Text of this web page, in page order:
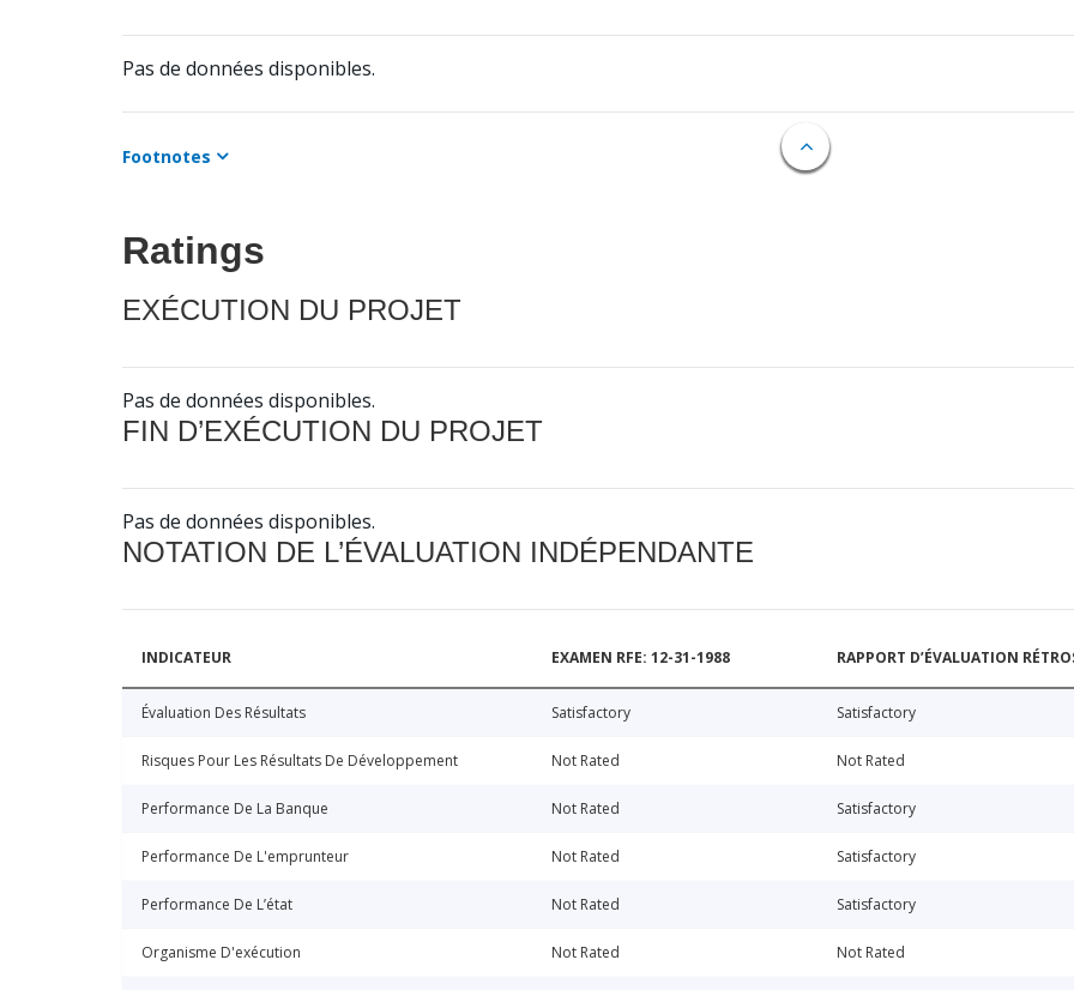
Pas de données disponibles.
Footnotes
Ratings
EXÉCUTION DU PROJET
Pas de données disponibles.
FIN D’EXÉCUTION DU PROJET
Pas de données disponibles.
NOTATION DE L’ÉVALUATION INDÉPENDANTE
INDICATEUR EXAMEN RFE: 12-31-1988 RAPPORT D’ÉVALUATION
Évaluation Des Résultats Satisfactory Satisfactory
Risques Pour Les Résultats De Développement Not Rated Not Rated
Performance De La Banque Not Rated Satisfactory
Performance De L'emprunteur Not Rated Satisfactory
Performance De L’état Not Rated Satisfactory
Organisme D'exécution Not Rated Not Rated